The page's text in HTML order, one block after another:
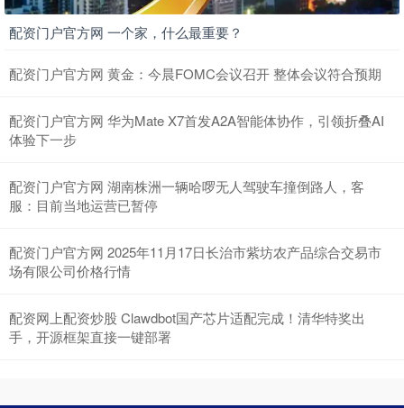
配资门户官方网 一个家，什么最重要？
配资门户官方网 黄金：今晨FOMC会议召开 整体会议符合预期
配资门户官方网 华为Mate X7首发A2A智能体协作，引领折叠AI
体验下一步
配资门户官方网 湖南株洲一辆哈啰无人驾驶车撞倒路人，客
服：目前当地运营已暂停
配资门户官方网 2025年11月17日长治市紫坊农产品综合交易市
场有限公司价格行情
配资网上配资炒股 Clawdbot国产芯片适配完成！清华特奖出
手，开源框架直接一键部署